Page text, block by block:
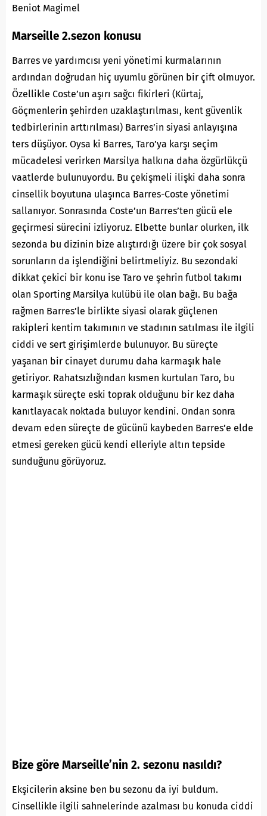
Beniot Magimel
Marseille 2.sezon konusu
Barres ve yardımcısı yeni yönetimi kurmalarının
ardından doğrudan hiç uyumlu görünen bir çift olmuyor.
Özellikle Coste’un aşırı sağcı fikirleri (Kürtaj,
Göçmenlerin şehirden uzaklaştırılması, kent güvenlik
tedbirlerinin arttırılması) Barres’in siyasi anlayışına
ters düşüyor. Oysa ki Barres, Taro’ya karşı seçim
mücadelesi verirken Marsilya halkına daha özgürlükçü
vaatlerde bulunuyordu. Bu çekişmeli ilişki daha sonra
cinsellik boyutuna ulaşınca Barres-Coste yönetimi
sallanıyor. Sonrasında Coste’un Barres’ten gücü ele
geçirmesi sürecini izliyoruz. Elbette bunlar olurken, ilk
sezonda bu dizinin bize alıştırdığı üzere bir çok sosyal
sorunların da işlendiğini belirtmeliyiz. Bu sezondaki
dikkat çekici bir konu ise Taro ve şehrin futbol takımı
olan Sporting Marsilya kulübü ile olan bağı. Bu bağa
rağmen Barres’le birlikte siyasi olarak güçlenen
rakipleri kentim takımının ve stadının satılması ile ilgili
ciddi ve sert girişimlerde bulunuyor. Bu süreçte
yaşanan bir cinayet durumu daha karmaşık hale
getiriyor. Rahatsızlığından kısmen kurtulan Taro, bu
karmaşık süreçte eski toprak olduğunu bir kez daha
kanıtlayacak noktada buluyor kendini. Ondan sonra
devam eden süreçte de gücünü kaybeden Barres’e elde
etmesi gereken gücü kendi elleriyle altın tepside
sunduğunu görüyoruz.
Bize göre Marseille’nin 2. sezonu nasıldı?
Ekşicilerin aksine ben bu sezonu da iyi buldum.
Cinsellikle ilgili sahnelerinde azalması bu konuda ciddi